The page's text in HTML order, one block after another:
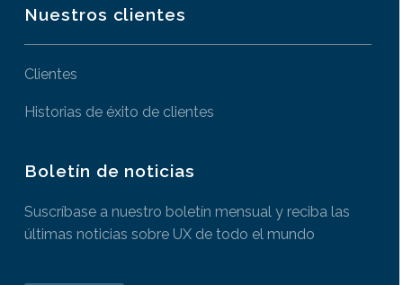
Nuestros clientes
Clientes
Historias de éxito de clientes
Boletín de noticias
Suscríbase a nuestro boletín mensual y reciba las
últimas noticias sobre UX de todo el mundo